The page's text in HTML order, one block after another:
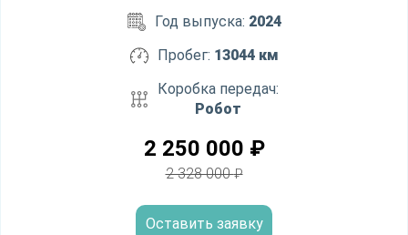
Год выпуска: 2024
Пробег: 13044 км
Коробка передач:
Робот
2 250 000 ₽
2 328 000₽
Оставить заявку